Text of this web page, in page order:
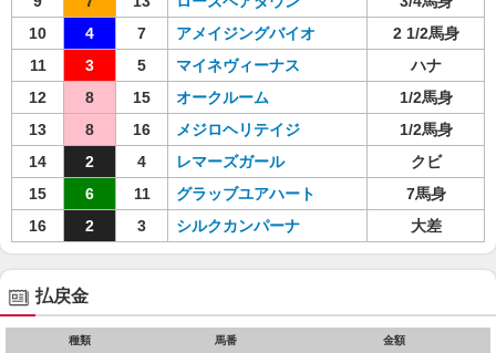
10
4 7 アメイジングバイオ
2 1/2馬身
11
3 5 マイネヴィーナス
ハナ
12
8 15 オークルーム
1/2馬身
13
8 16 メジロヘリテイジ
1/2馬身
14
2 4 レマーズガール
クビ
15
6 11 グラッブユアハート
7馬身
16
2 3 シルクカンパーナ 大差
払戻金
種類 馬番 金額